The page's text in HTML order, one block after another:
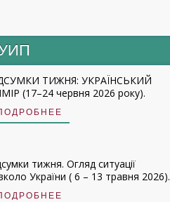
ТИЖНЯ: УКРАЇНСЬКИЙ
(17–24 червня 2026 року).
тижня. Огляд ситуації
України ( 6 – 13 травня 2026).